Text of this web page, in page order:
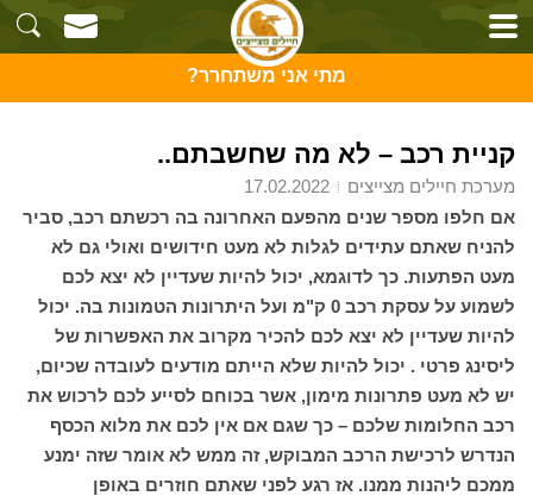
מתי אני משתחרר?
קניית רכב – לא מה שחשבתם..
מערכת חיילים מצייצים
אם חלפו מספר שנים מהפעם האחרונה בה רכשתם רכב, סביר
להניח שאתם עתידים לגלות לא מעט חידושים ואולי גם לא
מעט הפתעות. כך לדוגמא, יכול להיות שעדיין לא יצא לכם
לשמוע על עסקת רכב 0 ק"מ ועל היתרונות הטמונות בה. יכול
להיות שעדיין לא יצא לכם להכיר מקרוב את האפשרות של
ליסינג פרטי . יכול להיות שלא הייתם מודעים לעובדה שכיום,
יש לא מעט פתרונות מימון, אשר בכוחם לסייע לכם לרכוש את
רכב החלומות שלכם – כך שגם אם אין לכם את מלוא הכסף
הנדרש לרכישת הרכב המבוקש, זה ממש לא אומר שזה ימנע
ממכם ליהנות ממנו. אז רגע לפני שאתם חוזרים באופן